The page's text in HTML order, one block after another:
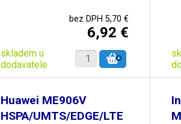
bez DPH 5,70 €
6,92 €
skladem u
dodavatele
Huawei ME906V
HSPA/UMTS/EDGE/LTE